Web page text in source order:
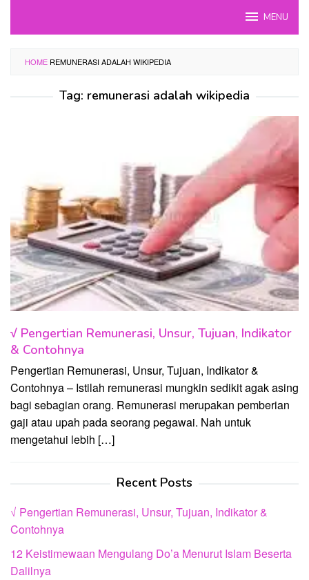
MENU
HOME REMUNERASI ADALAH WIKIPEDIA
Tag: remunerasi adalah wikipedia
√ Pengertian Remunerasi, Unsur, Tujuan, Indikator
& Contohnya
Pengertian Remunerasi, Unsur, Tujuan, Indikator &
Contohnya – Istilah remunerasi mungkin sedikit agak asing
bagi sebagian orang. Remunerasi merupakan pemberian
gaji atau upah pada seorang pegawai. Nah untuk
mengetahui lebih […]
Recent Posts
√ Pengertian Remunerasi, Unsur, Tujuan, Indikator &
Contohnya
12 Keistimewaan Mengulang Do’a Menurut Islam Beserta
Dalilnya